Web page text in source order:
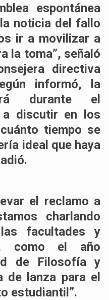
espontánea
noticia del fallo
ir a movilizar a
la toma”, señaló
directiva
informó, la
durante el
discutir en los
tiempo se
ideal que haya
el reclamo a
charlando
facultades y
como el año
de Filosofía y
de lanza para el
estudiantil”.